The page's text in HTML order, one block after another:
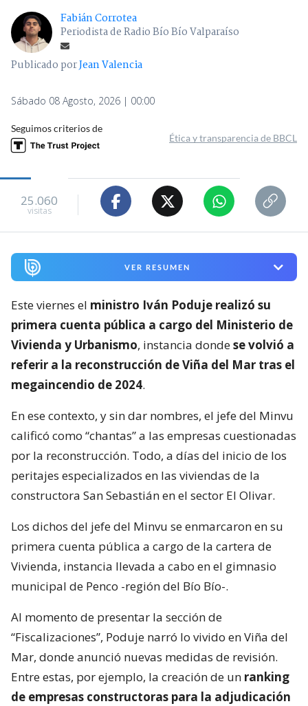
Fabián Corrotea
Periodista de Radio Bío Bío Valparaíso
Publicado porJean Valencia
Sábado 08 Agosto, 2026 | 00:00
Seguimos criterios de
Ética y transparencia de BBCL
25.060
visitas
VER RESUMEN
Este viernes el ministro Iván Poduje realizó su
primera cuenta pública a cargo del Ministerio de
Vivienda y Urbanismo, instancia dondese volvió a
referir a la reconstrucción de Viña del Mar tras el
megaincendio de 2024.
En ese contexto, y sin dar nombres, el jefe del Minvu
calificó como “chantas” a las empresas cuestionadas
por la reconstrucción. Todo, a días del inicio de los
peritajes especializados en las viviendas de la
constructora San Sebastián en el sector El Olivar.
Los dichos del jefe del Minvu se enmarcaron en su
primera cuenta pública a cargo de la cartera de
Vivienda, instancia llevada a cabo en el gimnasio
municipal de Penco -región del Bío Bío-.
Al momento de presentar la sección de
“Fiscalizaciones”, Poduje narró lo vivido en Viña del
Mar, donde anunció nuevas medidas de revisión.
Entre estas, por ejemplo, la creación de un ranking
de empresas constructoras para la adjudicación